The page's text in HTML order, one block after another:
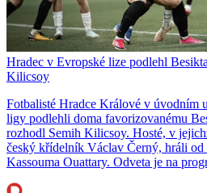
Hradec v Evropské lize podlehl
Kilicsoy
Fotbalisté Hradce Králové v úvodním
ligy podlehli doma favorizovanému
rozhodl Semih Kilicsoy. Hosté, v
český křídelník Václav Černý, hráli
Kassouma Ouattary. Odveta je na